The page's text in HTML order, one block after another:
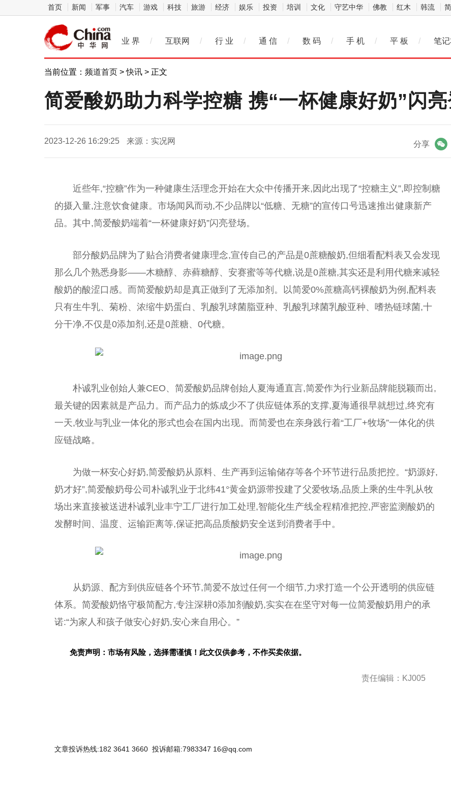
首页 新闻 军事 汽车 游戏 科技 旅游 经济 娱乐 投资 培训 文化 守艺中华 佛教 红木 韩流
业 界 / 互联网 / 行 业 / 通 信 / 数 码 / 手 机 / 平 板 / 笔
当前位置： 频道首页 >快讯 > 正文
简爱酸奶助力科学控糖 携“一杯健康好奶”闪
2023-12-26 16:29:25 来源：实况网 分享
近些年,“控糖”作为一种健康生活理念开始在大众中传播开来,因此出现了“控糖主义”,即控制糖
的摄入量,注意饮食健康。市场闻风而动,不少品牌以“低糖、无糖”的宣传口号迅速推出健康新产
品。其中,简爱酸奶端着“一杯健康好奶”闪亮登场。
部分酸奶品牌为了贴合消费者健康理念,宣传自己的产品是0蔗糖酸奶,但细看配料表又会发现
那么几个熟悉身影——木糖醇、赤藓糖醇、安赛蜜等等代糖,说是0蔗糖,其实还是利用代糖来减轻
酸奶的酸涩口感。而简爱酸奶却是真正做到了无添加剂。以简爱0%蔗糖高钙裸酸奶为例,配料表
只有生牛乳、菊粉、浓缩牛奶蛋白、乳酸乳球菌脂亚种、乳酸乳球菌乳酸亚种、嗜热链球菌,十
分干净,不仅是0添加剂,还是0蔗糖、0代糖。
朴诚乳业创始人兼CEO、简爱酸奶品牌创始人夏海通直言,简爱作为行业新品牌能脱颖而出,
最关键的因素就是产品力。而产品力的炼成少不了供应链体系的支撑,夏海通很早就想过,终究有
一天,牧业与乳业一体化的形式也会在国内出现。而简爱也在亲身践行着“工厂+牧场”一体化的供
应链战略。
为做一杯安心好奶,简爱酸奶从原料、生产再到运输储存等各个环节进行品质把控。“奶源好,
奶才好”,简爱酸奶母公司朴诚乳业于北纬41°黄金奶源带投建了父爱牧场,品质上乘的生牛乳从牧
场出来直接被送进朴诚乳业丰宁工厂进行加工处理,智能化生产线全程精准把控,严密监测酸奶的
发酵时间、温度、运输距离等,保证把高品质酸奶安全送到消费者手中。
从奶源、配方到供应链各个环节,简爱不放过任何一个细节,力求打造一个公开透明的供应链
体系。简爱酸奶恪守极简配方,专注深耕0添加剂酸奶,实实在在坚守对每一位简爱酸奶用户的承
诺:“为家人和孩子做安心好奶,安心来自用心。”
免责声明：市场有风险，选择需谨慎！此文仅供参考，不作买卖依据。
责任编辑：KJ005
文章投诉热线:182 3641 3660 投诉邮箱:7983347 16@qq.com